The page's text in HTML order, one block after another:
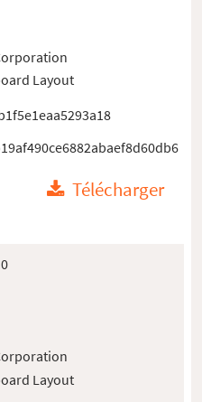
Layout
Télécharger
Layout